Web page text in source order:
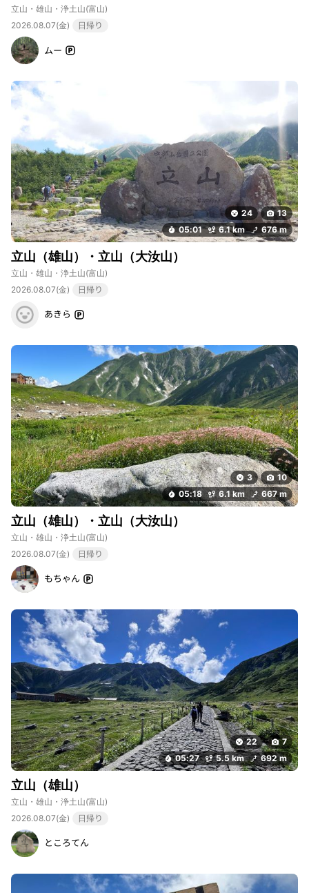
立山・雄山・浄土山(富山)
2026.08.07(金)
日帰り
ムー
24
13
05:01
6.1 km 676 m
立山（雄山）・立山（大汝山）
立山・雄山・浄土山(富山)
2026.08.07(金)
日帰り
あきら
3
10
05:18
6.1 km 667 m
立山（雄山）・立山（大汝山）
立山・雄山・浄土山(富山)
2026.08.07(金)
日帰り
もちゃん
22
7
05:27
5.5 km 692 m
立山（雄山）
立山・雄山・浄土山(富山)
2026.08.07(金)
日帰り
ところてん